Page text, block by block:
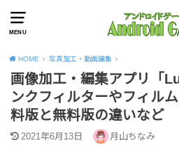
MENU
HOME 写真加工・動画編集
画像加工・編集アプリ「
ンクフィルターやフィル
料版と無料版の違いなど
2021年6月13日 月山ちなみ